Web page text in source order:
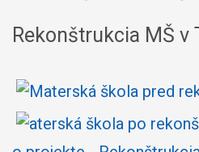
Rekonštrukcia MŠ v